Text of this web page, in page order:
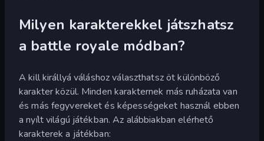
Milyen karakterekkel játszhatsz
a battle royale módban?
A kill királlyá váláshoz választhatsz öt különböző
karakter közül. Minden karakternek más ruházata van
és más fegyvereket és képességeket használ ebben
a nyílt világú játékban. Az alábbiakban elérhető
karakterek a játékban: